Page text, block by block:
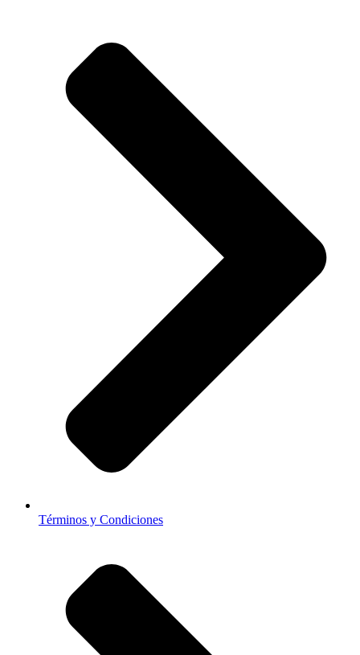
Términos y Condiciones